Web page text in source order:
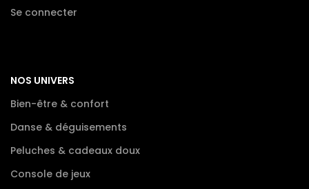
Se connecter
NOS UNIVERS
Bien-être & confort
Danse & déguisements
Peluches & cadeaux doux
Console de jeux